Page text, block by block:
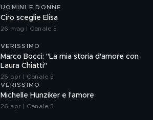
UOMINI E DONNE
Ciro sceglie Elisa
26 mag | Canale 5
VERISSIMO
Marco Bocci: "La mia storia d'amore con
Laura Chiatti"
26 apr | Canale 5
VERISSIMO
Michelle Hunziker e l'amore
26 apr | Canale 5